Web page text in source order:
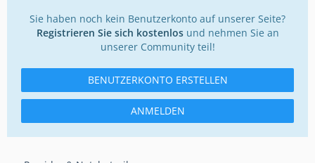
Sie haben noch kein Benutzerkonto auf unserer Seite?
Registrieren Sie sich kostenlosund nehmen Sie an
unserer Community teil!
BENUTZERKONTO ERSTELLEN
ANMELDEN